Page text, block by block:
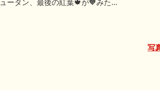
ータン、最後の紅葉🍁が🧡みた...
写